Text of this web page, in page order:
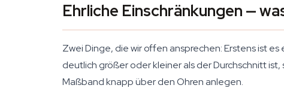
Ehrliche Einschränkungen —
Zwei Dinge, die wir offen ansprechen: Erstens ist
deutlich größer oder kleiner als der Durchschnitt
Maßband knapp über den Ohren anlegen.